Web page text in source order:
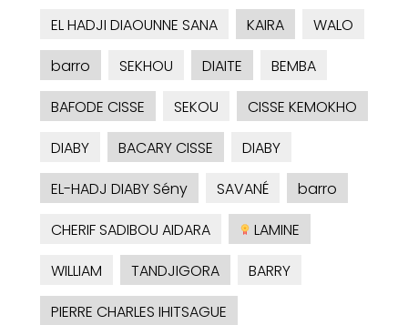
EL HADJI DIAOUNNE SANA
KAIRA
WALO
barro
SEKHOU DIAITE
BEMBA
BAFODE CISSE
SEKOU
CISSE KEMOKHO
DIABY
BACARY CISSE
DIABY
EL-HADJ DIABY Sény
SAVANÉ
barro
CHERIF SADIBOU AIDARA
LAMINE
WILLIAM
TANDJIGORA
BARRY
PIERRE CHARLES IHITSAGUE